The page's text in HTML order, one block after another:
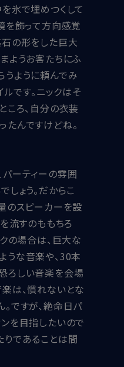
氷で埋めつくして
を飾って方向感覚
の形をした巨大
ようお客たちにふ
ように頼んでみ
ルです。ニックはそ
ころ、自分の衣装
んですけどね。
ーティーの雰囲
しょう。だからこ
のスピーカーを設
流すのももちろ
の場合は、巨大な
うな音楽や、30本
ろしい音楽を会場
は、慣れないとな
ですが、絶命日パ
を目指したいので
であることは間